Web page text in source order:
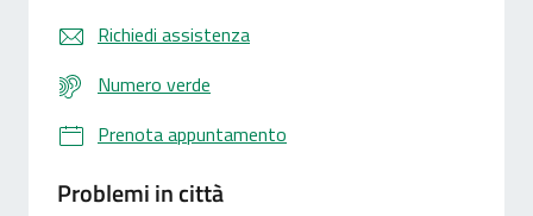
Richiedi assistenza
Numero verde
Prenota appuntamento
Problemi in città